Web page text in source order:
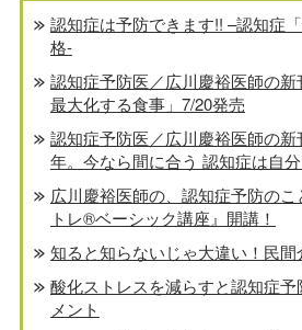
認知症は予防できます!! –認知症
格-
認知症予防医／広川慶裕医師の
最大化する食事」7/20発売
認知症予防医／広川慶裕医師の
年。今なら間に合う 認知症は自分
広川慶裕医師の、認知症予防の
トレ®️ベーシック講座』開講！
知ると知らないじゃ大違い！民間
酸化ストレスを減らすと認知症予
メント